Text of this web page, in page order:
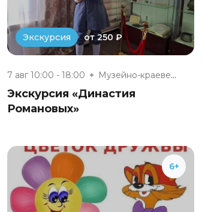
Экскурсия от 250 ₽
7 авг 10:00 - 18:00 Музейно-краеведческий комплекс...
Экскурсия «Династия
Романовых»
6+